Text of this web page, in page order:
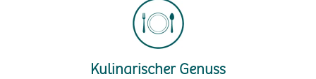
Kulinarischer Genuss